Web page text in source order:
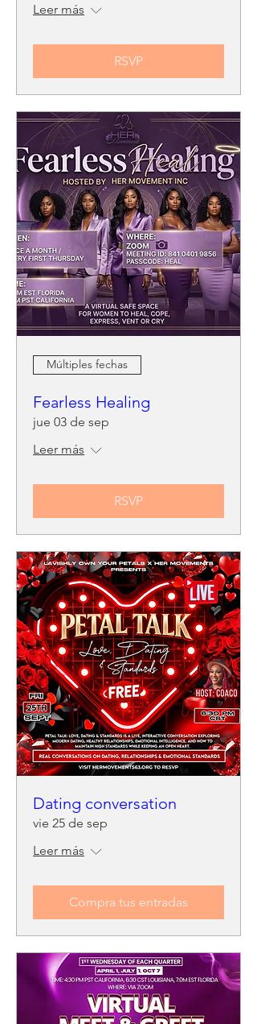
Leer más
RSVP
Múltiples fechas
Fearless Healing
jue 03 de sep
Leer más
RSVP
Dating conversation
vie 25 de sep
Leer más
Compra tus entradas